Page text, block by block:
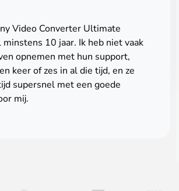
Video Converter Ultimate
10 jaar. Ik heb niet vaak
opnemen met hun support,
keer of zes in al die tijd, en ze
supersnel met een goede
mij.